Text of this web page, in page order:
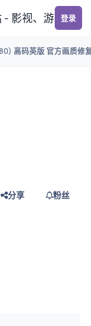
- 影视、游戏、
登录
高码英版 官方画质修
分享 粉丝